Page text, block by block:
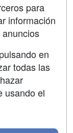
para
información
en
todas las
usando el